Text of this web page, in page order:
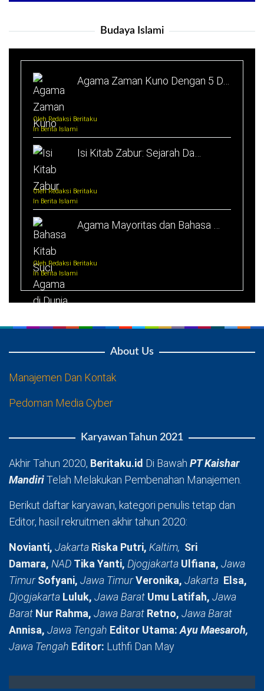
Budaya Islami
Agama Zaman Kuno Dengan 5 D…
Oleh Redaksi Beritaku
In Berita Islami
Isi Kitab Zabur: Sejarah Da…
Oleh Redaksi Beritaku
In Berita Islami
Agama Mayoritas dan Bahasa …
Oleh Redaksi Beritaku
In Berita Islami
About Us
Manajemen Dan Kontak
Pedoman Media Cyber
Karyawan Tahun 2021
Akhir Tahun 2020, Beritaku.id Di Bawah PT Kaishar
MandiriTelah Melakukan Pembenahan Manajemen.
Berikut daftar karyawan, kategori penulis tetap dan
Editor, hasil rekruitmen akhir tahun 2020:
Novianti, Jakarta Riska Putri, Kaltim, Sri
Damara, NAD Tika Yanti, Djogjakarta Ulfiana, Jawa
TimurSofyani, Jawa TimurVeronika, Jakarta Elsa,
Djogjakarta Luluk, Jawa Barat Umu Latifah, Jawa
Barat Nur Rahma, Jawa Barat Retno, Jawa Barat
Annisa, Jawa Tengah Editor Utama:Ayu Maesaroh,
Jawa Tengah Editor: Luthfi Dan May